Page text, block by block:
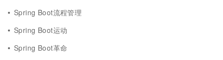
Spring Boot流程管理
Spring Boot运动
Spring Boot革命